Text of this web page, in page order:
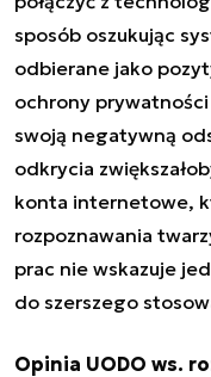
sposób oszukując
odbierane jako
ochrony
swoją negatywną
odkrycia
konta internetowe,
rozpoznawania
prac nie wskazuje
do szerszego
Opinia UODO ws.